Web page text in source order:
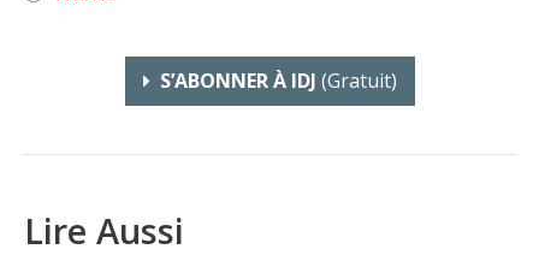
S’ABONNER À IDJ (gratuit)
Lire Aussi